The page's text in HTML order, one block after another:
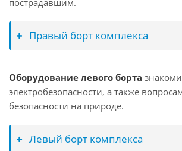
пострадавшим.
Правый борт комплекса
Оборудование левого борта
электробезопасности, а также
безопасности на природе.
Левый борт комплекса